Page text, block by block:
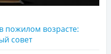
пожилом возрасте:
совет